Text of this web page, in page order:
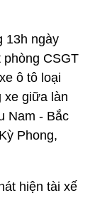
13h ngày
phòng CSGT
ô tô loại
xe giữa làn
Nam - Bắc
Phong,
hiện tài xế